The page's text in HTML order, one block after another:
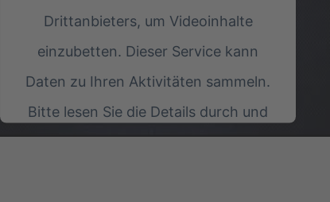
Drittanbieters, um Videoinhalte
einzubetten. Dieser Service kann
Daten zu Ihren Aktivitäten sammeln.
Bitte lesen Sie die Details durch und
stimmen Sie der Nutzung des Service